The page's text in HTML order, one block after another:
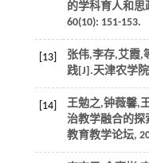
的学科育人和思
60(10): 151-153.
[13] 张伟,李存,艾霞,
践[J].天津农学
[14]
王勉之,钟薇馨,
治教学融合的探
教育教学论坛,